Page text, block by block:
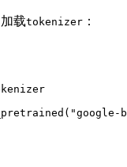
加载tokenizer ：
"google-